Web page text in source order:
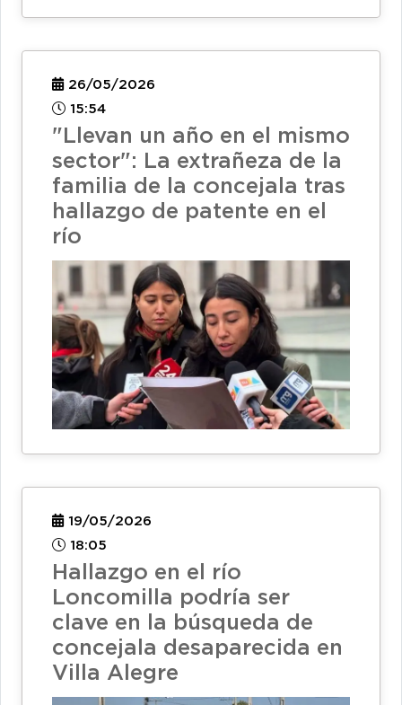
26/05/2026
15:54
"Llevan un año en el mismo
sector": La extrañeza de la
familia de la concejala tras
hallazgo de patente en el
río
19/05/2026
18:05
Hallazgo en el río
Loncomilla podría ser
clave en la búsqueda de
concejala desaparecida en
Villa Alegre